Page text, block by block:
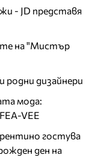
- JD представя
на "Мистър
родни дизайнери
мода:
VEE
гостува
ден на